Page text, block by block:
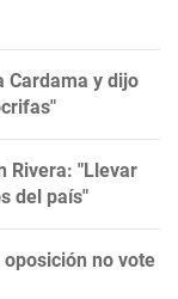
Cardama y dijo
Rivera: "Llevar
del país"
no vote